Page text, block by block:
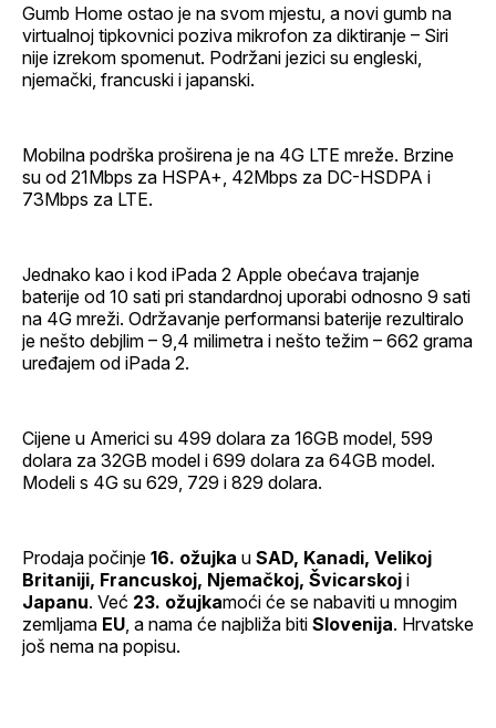
Gumb Home ostao je na svom mjestu, a novi gumb na
virtualnoj tipkovnici poziva mikrofon za diktiranje – Siri
nije izrekom spomenut. Podržani jezici su engleski,
njemački, francuski i japanski.
Mobilna podrška proširena je na 4G LTE mreže. Brzine
su od 21Mbps za HSPA+, 42Mbps za DC-HSDPA i
73Mbps za LTE.
Jednako kao i kod iPada 2 Apple obećava trajanje
baterije od 10 sati pri standardnoj uporabi odnosno 9 sati
na 4G mreži. Održavanje performansi baterije rezultiralo
je nešto debjlim – 9,4 milimetra i nešto težim – 662 grama
uređajem od iPada 2.
Cijene u Americi su 499 dolara za 16GB model, 599
dolara za 32GB model i 699 dolara za 64GB model.
Modeli s 4G su 629, 729 i 829 dolara.
Prodaja počinje 16. ožujka u SAD, Kanadi, Velikoj
Britaniji, Francuskoj, Njemačkoj, Švicarskoj i
Japanu. Već 23. ožujkamoći će se nabaviti u mnogim
zemljama EU , a nama će najbliža biti Slovenija. Hrvatske
još nema na popisu.